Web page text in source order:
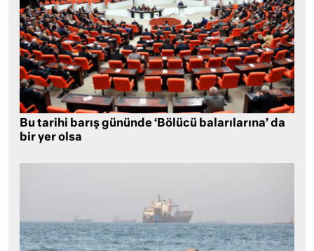
Bu tarihi barış gününde ‘Bölücü balarılarına’ da
bir yer olsa